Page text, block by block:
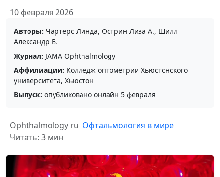
10 февраля 2026
Авторы: Чартерс Линда, Острин Лиза А., Шилл
Александр В.
Журнал: JAMA Ophthalmology
Аффилиации: Колледж оптометрии Хьюстонского
университета, Хьюстон
Выпуск: опубликовано онлайн 5 февраля
Ophthalmology ru Офтальмология в мире
Читать: 3 мин